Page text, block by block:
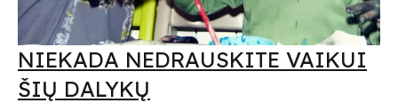
NIEKADA NEDRAUSKITE VAIKUI
ŠIŲ DALYKŲ